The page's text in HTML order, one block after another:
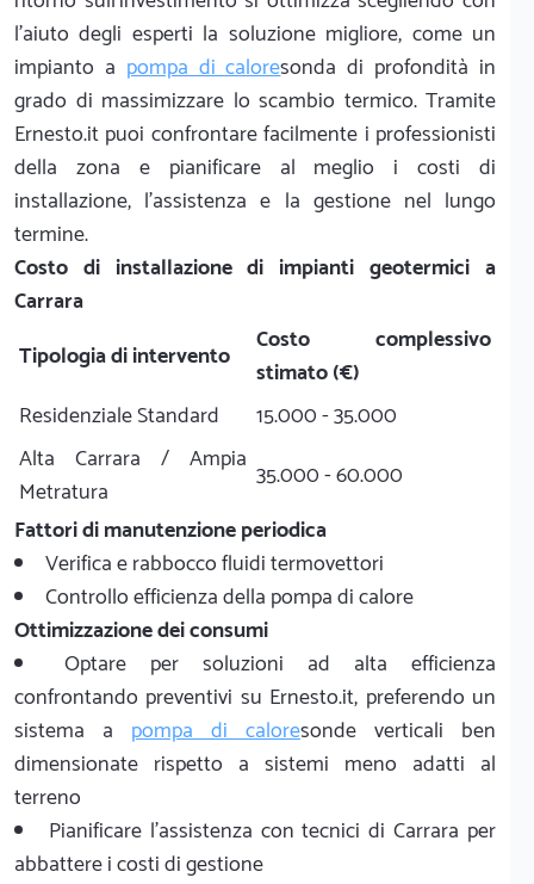
l'aiuto degli esperti la soluzione migliore, come un
impianto a pompa di caloresonda di profondità in
grado di massimizzare lo scambio termico. Tramite
Ernesto.it puoi confrontare facilmente i professionisti
della zona e pianificare al meglio i costi di
installazione, l'assistenza e la gestione nel lungo
termine.
Costo di installazione di impianti geotermici a
Carrara
Tipologia di intervento
Costo complessivo
stimato (€)
Residenziale Standard
15.000 - 35.000
Alta Carrara / Ampia
Metratura
35.000 - 60.000
Fattori di manutenzione periodica
Verifica e rabbocco fluidi termovettori
Controllo efficienza della pompa di calore
Ottimizzazione dei consumi
Optare per soluzioni ad alta efficienza
confrontando preventivi su Ernesto.it, preferendo un
sistema a pompa di caloresonde verticali ben
dimensionate rispetto a sistemi meno adatti al
terreno
Pianificare l'assistenza con tecnici di Carrara per
abbattere i costi di gestione